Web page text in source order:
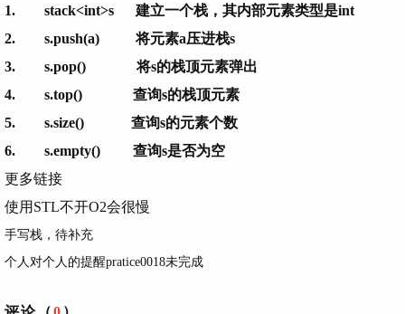
1. stack<int>s 建立一个栈，其内部元素类型是int
2. s.push(a) 将元素a压进栈s
3. s.pop() 将s的栈顶元素弹出
4. s.top() 查询s的栈顶元素
5. s.size() 查询s的元素个数
6. s.empty() 查询s是否为空
更多链接
使用STL不开O2会很慢
手写栈，待补充
个人对个人的提醒pratice0018未完成